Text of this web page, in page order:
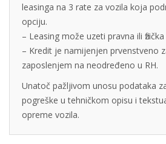
leasinga na 3 rate za vozila koja
opciju.
– Leasing može uzeti pravna ili
– Kredit je namijenjen prvenstveno
zaposlenjem na neodređeno u RH.
Unatoč pažljivom unosu podataka
pogreške u tehničkom opisu i
opreme vozila.